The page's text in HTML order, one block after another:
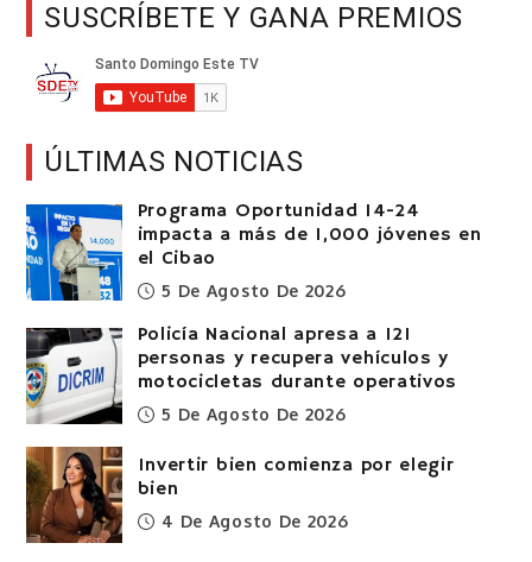
SUSCRÍBETE Y GANA PREMIOS
ÚLTIMAS NOTICIAS
Programa Oportunidad 14-24
impacta a más de 1,000 jóvenes en
el Cibao
5 De Agosto De 2026
Policía Nacional apresa a 121
personas y recupera vehículos y
motocicletas durante operativos
5 De Agosto De 2026
Invertir bien comienza por elegir
bien
4 De Agosto De 2026